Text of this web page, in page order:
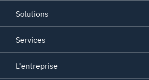
Solutions
Services
L'entreprise